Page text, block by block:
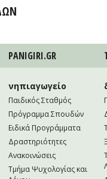
PANIGIRI.GR
νηπιαγωγείο
Παιδικός Σταθμός
Πρόγραμμα Σπουδών
Ειδικά Προγράμματα
Δραστηριότητες
Ανακοινώσεις
Τμήμα Ψυχολογίας και